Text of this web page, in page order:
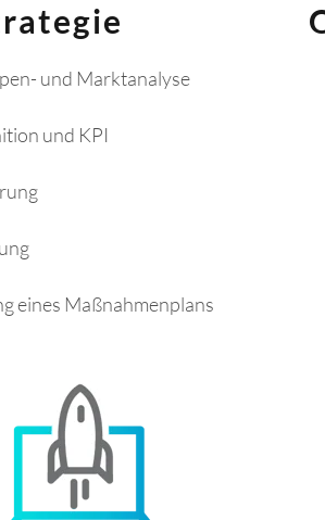
und Marktanalyse
und KPI
eines Maßnahmenplans